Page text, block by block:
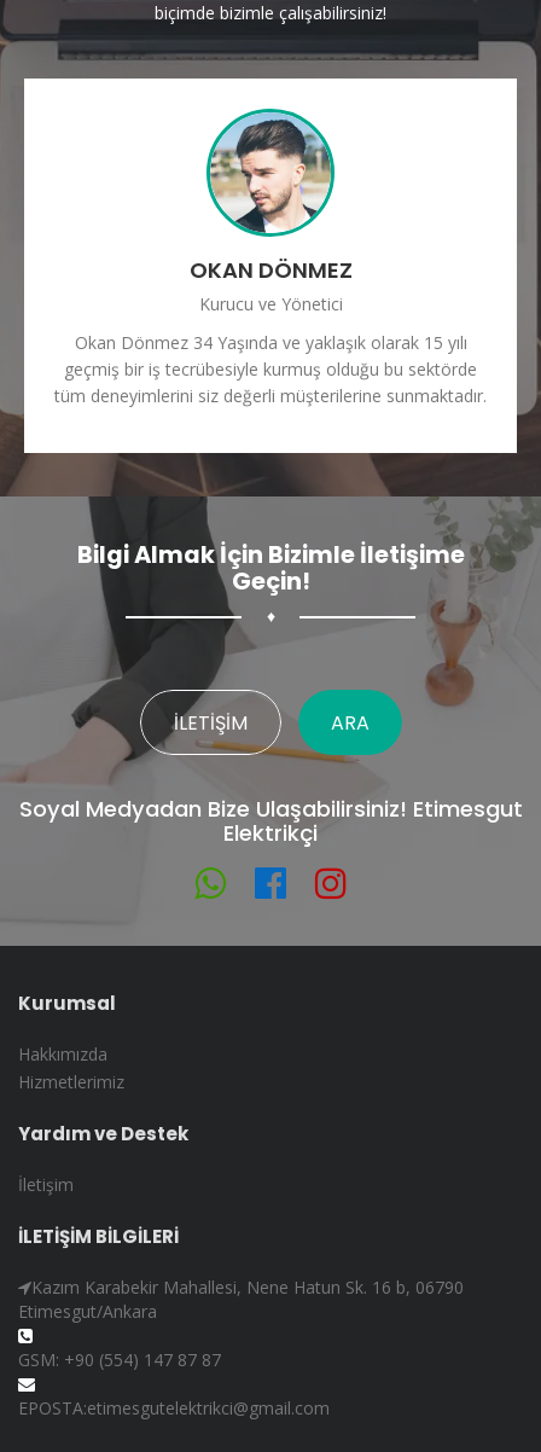
biçimde bizimle çalışabilirsiniz!
OKAN DÖNMEZ
Kurucu ve Yönetici
Okan Dönmez 34 Yaşında ve yaklaşık olarak 15 yılı
geçmiş bir iş tecrübesiyle kurmuş olduğu bu sektörde
tüm deneyimlerini siz değerli müşterilerine sunmaktadır.
Bilgi Almak İçin Bizimle İletişime
Geçin!
♦
İLETIŞIM ARA
Soyal Medyadan Bize Ulaşabilirsiniz! Etimesgut
Elektrikçi
Kurumsal
Hakkımızda
Hizmetlerimiz
Yardım ve Destek
İletişim
İLETİŞİM BİLGİLERİ
Kazım Karabekir Mahallesi, Nene Hatun Sk. 16 b, 06790
Etimesgut/Ankara
GSM: +90 (554) 147 87 87
EPOSTA:etimesgutelektrikci@gmail.com